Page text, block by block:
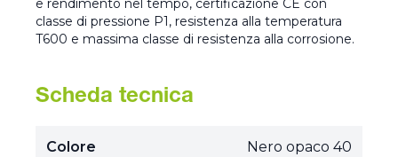
e rendimento nel tempo, certificazione CE con
classe di pressione P1, resistenza alla temperatura
T600 e massima classe di resistenza alla corrosione.
Scheda tecnica
Colore Nero opaco 40